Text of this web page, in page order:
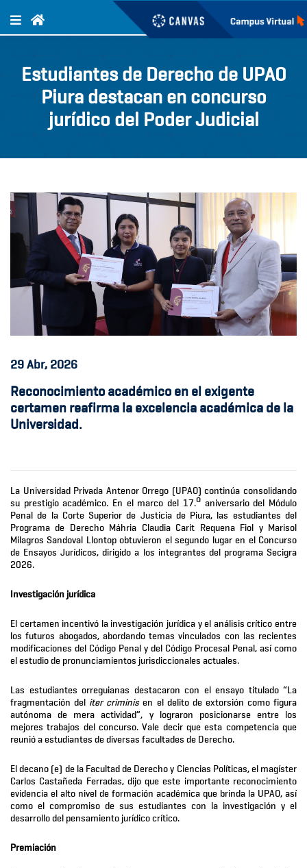
Estudiantes de Derecho de UPAO
Piura destacan en concurso
jurídico del Poder Judicial
29Abr, 2026
Reconocimiento académico en el exigente
certamen reafirma la excelencia académica de la
Universidad.
La Universidad Privada Antenor Orrego (UPAO) continúa consolidando
su prestigio académico. En el marco del 17.oaniversario del Módulo
Penal de la Corte Superior de Justicia de Piura, las estudiantes del
Programa de Derecho Máhria Claudia Carit Requena Fiol y Marisol
Milagros Sandoval Llontop obtuvieron el segundo lugar en el Concurso
de Ensayos Jurídicos, dirigido a los integrantes del programa Secigra
2026.
Investigación jurídica
El certamen incentivó la investigación jurídica y el análisis crítico entre
los futuros abogados, abordando temas vinculados con las recientes
modificaciones del Código Penal y del Código Procesal Penal, así como
el estudio de pronunciamientos jurisdiccionales actuales.
Las estudiantes orreguianas destacaron con el ensayo titulado “La
fragmentación del iter criminisen el delito de extorsión como figura
autónoma de mera actividad”, y lograron posicionarse entre los
mejores trabajos del concurso. Vale decir que esta competencia que
reunió a estudiantes de diversas facultades de Derecho.
El decano (e) de la Facultad de Derecho y Ciencias Políticas, el magíster
Carlos Castañeda Ferradas, dijo que este importante reconocimiento
evidencia el alto nivel de formación académica que brinda la UPAO, así
como el compromiso de sus estudiantes con la investigación y el
desarrollo del pensamiento jurídico crítico.
Premiación